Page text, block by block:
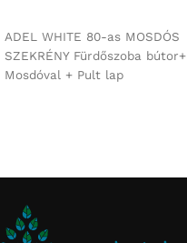
ADEL WHITE 80-as MOSDÓS
SZEKRÉNY Fürdőszoba bútor+
Mosdóval + Pult lap